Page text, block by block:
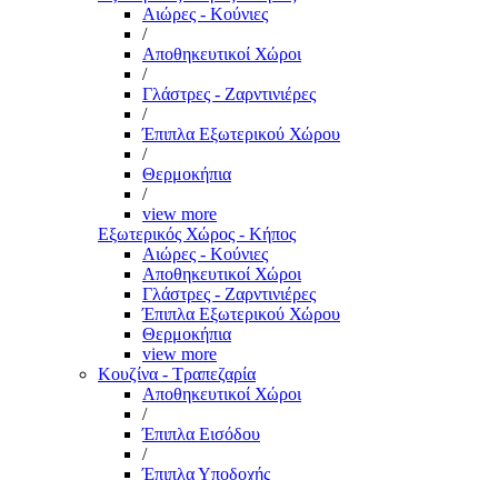
Αιώρες - Κούνιες
/
Αποθηκευτικοί Χώροι
/
Γλάστρες - Ζαρντινιέρες
/
Έπιπλα Εξωτερικού Χώρου
/
Θερμοκήπια
/
view more
Εξωτερικός Χώρος - Κήπος
Αιώρες - Κούνιες
Αποθηκευτικοί Χώροι
Γλάστρες - Ζαρντινιέρες
Έπιπλα Εξωτερικού Χώρου
Θερμοκήπια
view more
Κουζίνα - Τραπεζαρία
Αποθηκευτικοί Χώροι
/
Έπιπλα Εισόδου
/
Έπιπλα Υποδοχής